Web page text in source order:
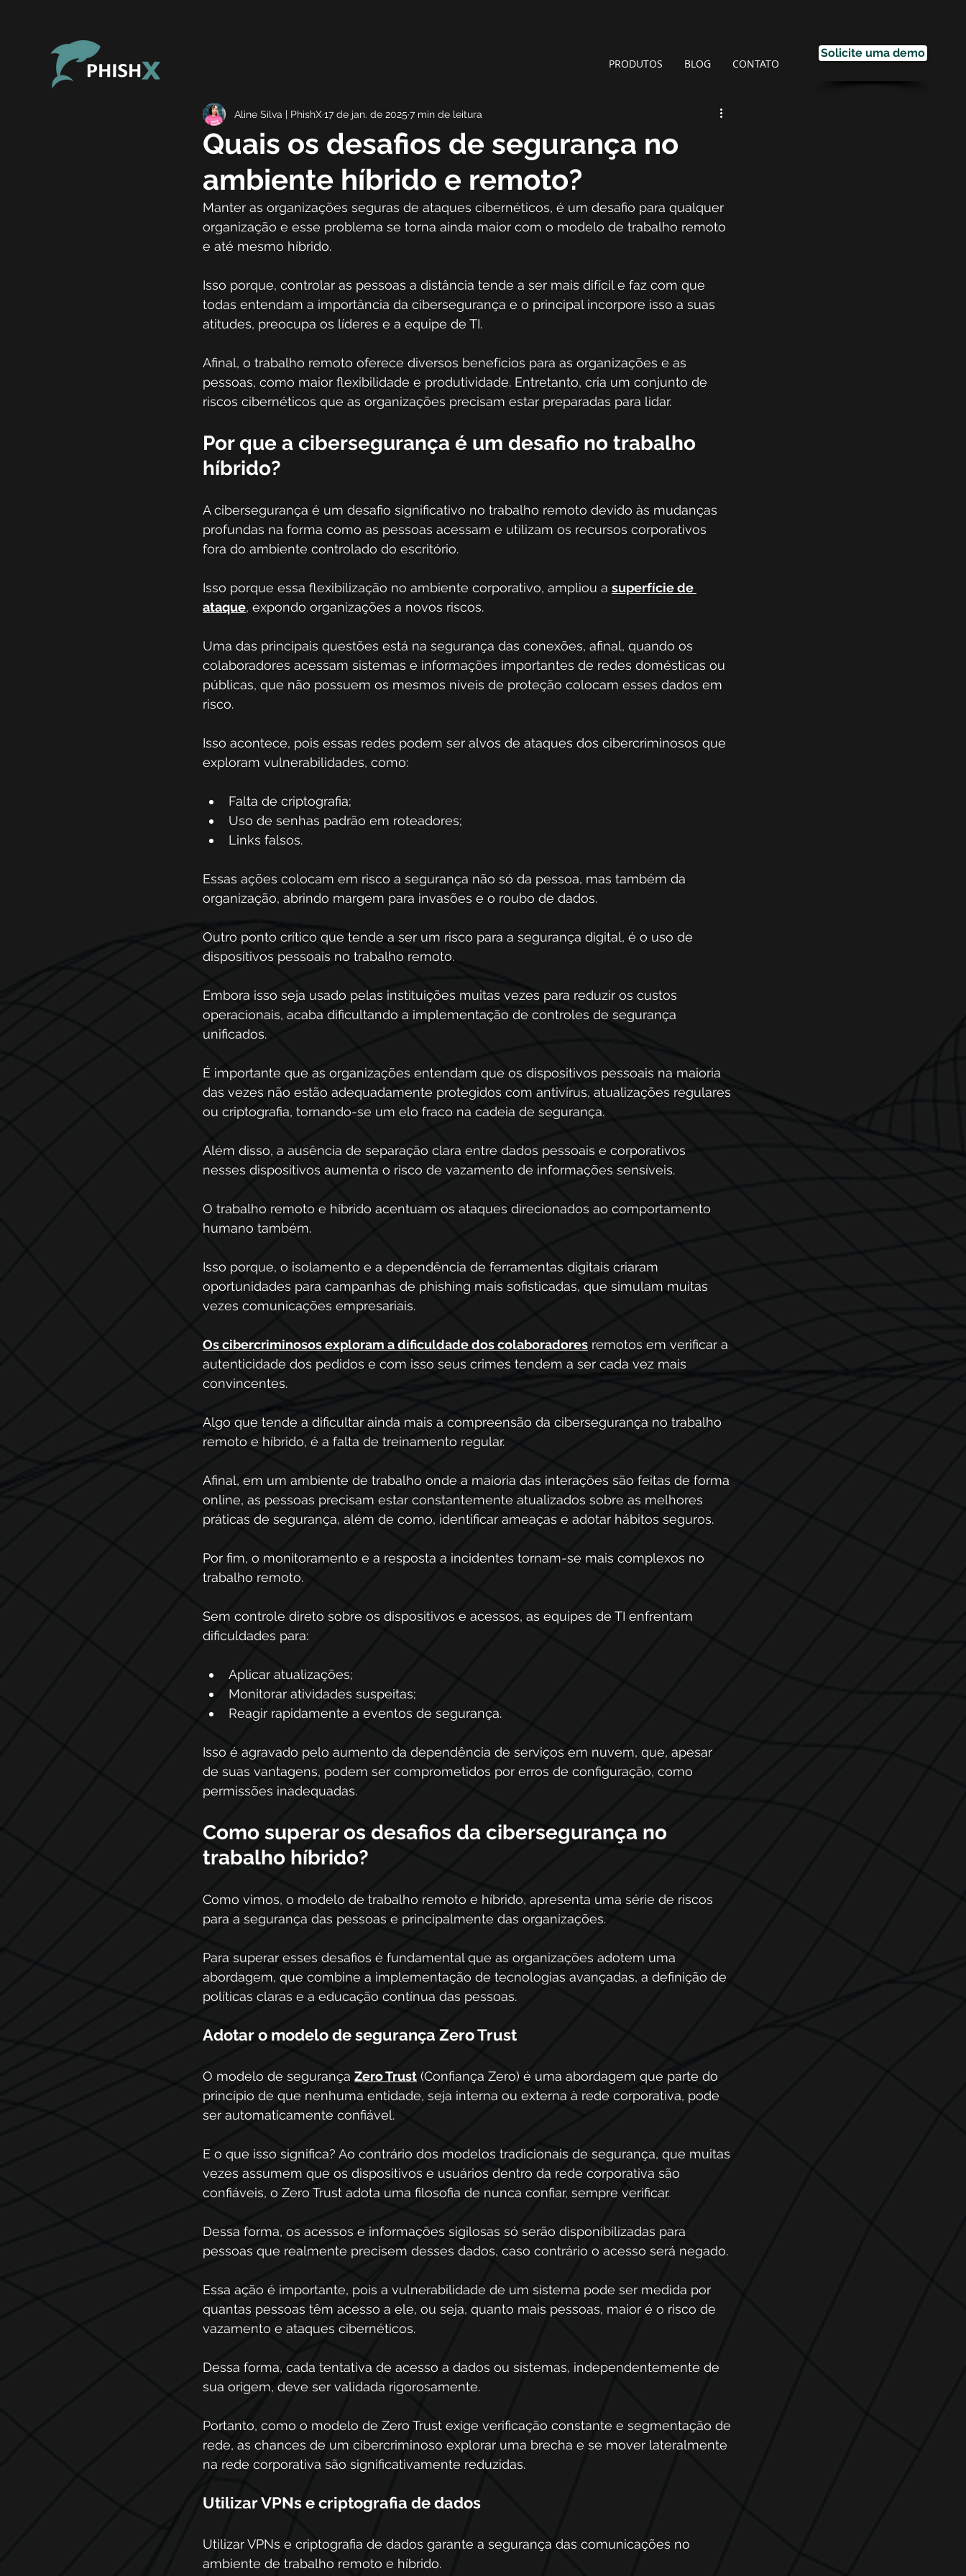
PRODUTOS BLOG CONTATO
Solicite uma demo
Quais os desafios de segurança no
ambiente híbrido e remoto?
Aline Silva | PhishX17 de jan. de 2025 7 min de leitura
Manter as organizações seguras de ataques cibernéticos, é um desafio para qualquer
organização e esse problema se torna ainda maior com o modelo de trabalho remoto
e até mesmo híbrido.
Isso porque, controlar as pessoas a distância tende a ser mais difícil e faz com que
todas entendam a importância da cibersegurança e o principal incorpore isso a suas
atitudes, preocupa os líderes e a equipe de TI.
Afinal, o trabalho remoto oferece diversos benefícios para as organizações e as
pessoas, como maior flexibilidade e produtividade. Entretanto, cria um conjunto de
riscos cibernéticos que as organizações precisam estar preparadas para lidar.
Por que a cibersegurança é um desafio no trabalho
híbrido?
A cibersegurança é um desafio significativo no trabalho remoto devido às mudanças
profundas na forma como as pessoas acessam e utilizam os recursos corporativos
fora do ambiente controlado do escritório.
Isso porque essa flexibilização no ambiente corporativo, ampliou a superfície de
ataque, expondo organizações a novos riscos.
Uma das principais questões está na segurança das conexões, afinal, quando os
colaboradores acessam sistemas e informações importantes de redes domésticas ou
públicas, que não possuem os mesmos níveis de proteção colocam esses dados em
risco.
Isso acontece, pois essas redes podem ser alvos de ataques dos cibercriminosos que
exploram vulnerabilidades, como:
Falta de criptografia;
Uso de senhas padrão em roteadores;
Links falsos.
Essas ações colocam em risco a segurança não só da pessoa, mas também da
organização, abrindo margem para invasões e o roubo de dados.
Outro ponto crítico que tende a ser um risco para a segurança digital, é o uso de
dispositivos pessoais no trabalho remoto.
Embora isso seja usado pelas instituições muitas vezes para reduzir os custos
operacionais, acaba dificultando a implementação de controles de segurança
unificados.
É importante que as organizações entendam que os dispositivos pessoais na maioria
das vezes não estão adequadamente protegidos com antivírus, atualizações regulares
ou criptografia, tornando-se um elo fraco na cadeia de segurança.
Além disso, a ausência de separação clara entre dados pessoais e corporativos
nesses dispositivos aumenta o risco de vazamento de informações sensíveis.
O trabalho remoto e híbrido acentuam os ataques direcionados ao comportamento
humano também.
Isso porque, o isolamento e a dependência de ferramentas digitais criaram
oportunidades para campanhas de phishing mais sofisticadas, que simulam muitas
vezes comunicações empresariais.
Os cibercriminosos exploram a dificuldade dos colaboradores remotos em verificar a
autenticidade dos pedidos e com isso seus crimes tendem a ser cada vez mais
convincentes.
Algo que tende a dificultar ainda mais a compreensão da cibersegurança no trabalho
remoto e híbrido, é a falta de treinamento regular.
Afinal, em um ambiente de trabalho onde a maioria das interações são feitas de forma
online, as pessoas precisam estar constantemente atualizados sobre as melhores
práticas de segurança, além de como, identificar ameaças e adotar hábitos seguros.
Por fim, o monitoramento e a resposta a incidentes tornam-se mais complexos no
trabalho remoto.
Sem controle direto sobre os dispositivos e acessos, as equipes de TI enfrentam
dificuldades para:
Aplicar atualizações;
Monitorar atividades suspeitas;
Reagir rapidamente a eventos de segurança.
Isso é agravado pelo aumento da dependência de serviços em nuvem, que, apesar
de suas vantagens, podem ser comprometidos por erros de configuração, como
permissões inadequadas.
Como superar os desafios da cibersegurança no
trabalho híbrido?
Como vimos, o modelo de trabalho remoto e híbrido, apresenta uma série de riscos
para a segurança das pessoas e principalmente das organizações.
Para superar esses desafios é fundamental que as organizações adotem uma
abordagem, que combine a implementação de tecnologias avançadas, a definição de
políticas claras e a educação contínua das pessoas.
Adotar o modelo de segurança Zero Trust
O modelo de segurança Zero Trust (Confiança Zero) é uma abordagem que parte do
princípio de que nenhuma entidade, seja interna ou externa à rede corporativa, pode
ser automaticamente confiável.
E o que isso significa? Ao contrário dos modelos tradicionais de segurança, que muitas
vezes assumem que os dispositivos e usuários dentro da rede corporativa são
confiáveis, o Zero Trust adota uma filosofia de nunca confiar, sempre verificar.
Dessa forma, os acessos e informações sigilosas só serão disponibilizadas para
pessoas que realmente precisem desses dados, caso contrário o acesso será negado.
Essa ação é importante, pois a vulnerabilidade de um sistema pode ser medida por
quantas pessoas têm acesso a ele, ou seja, quanto mais pessoas, maior é o risco de
vazamento e ataques cibernéticos.
Dessa forma, cada tentativa de acesso a dados ou sistemas, independentemente de
sua origem, deve ser validada rigorosamente.
Portanto, como o modelo de Zero Trust exige verificação constante e segmentação de
rede, as chances de um cibercriminoso explorar uma brecha e se mover lateralmente
na rede corporativa são significativamente reduzidas.
Utilizar VPNs e criptografia de dados
Utilizar VPNs e criptografia de dados garante a segurança das comunicações no
ambiente de trabalho remoto e híbrido.